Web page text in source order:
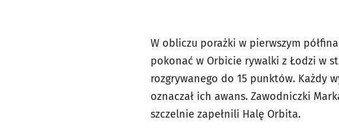
W obliczu porażki w pierwszym
pokonać w Orbicie rywalki z Łodzi w
rozgrywanego do 15 punktów. Każdy
oznaczał ich awans. Zawodniczki
szczelnie zapełnili Halę